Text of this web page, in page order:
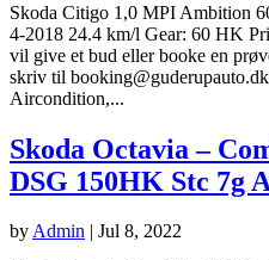
Skoda Citigo 1,0 MPI Ambition
4-2018 24.4 km/l Gear: 60 HK
vil give et bud eller booke en
skriv til
Aircondition,...
Skoda Octavia –
DSG 150HK Stc 7g
byAdmin | Jul 8, 2022